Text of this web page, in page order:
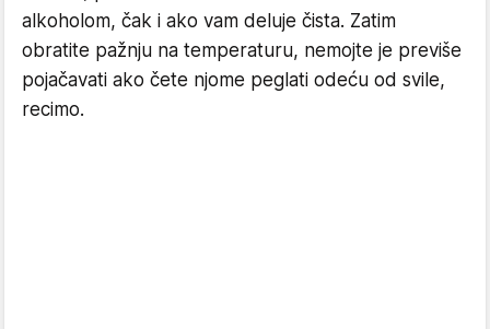
alkoholom, čak i ako vam deluje čista. Zatim
obratite pažnju na temperaturu, nemojte je previše
pojačavati ako čete njome peglati odeću od svile,
recimo.